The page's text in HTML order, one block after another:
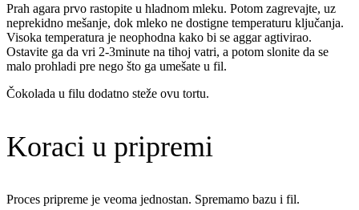
Prah agara prvo rastopite u hladnom mleku. Potom zagrevajte, uz
neprekidno mešanje, dok mleko ne dostigne temperaturu ključanja.
Visoka temperatura je neophodna kako bi se aggar agtivirao.
Ostavite ga da vri 2-3minute na tihoj vatri, a potom slonite da se
malo prohladi pre nego što ga umešate u fil.
Čokolada u filu dodatno steže ovu tortu.
Koraci u pripremi
Proces pripreme je veoma jednostan. Spremamo bazu i fil.